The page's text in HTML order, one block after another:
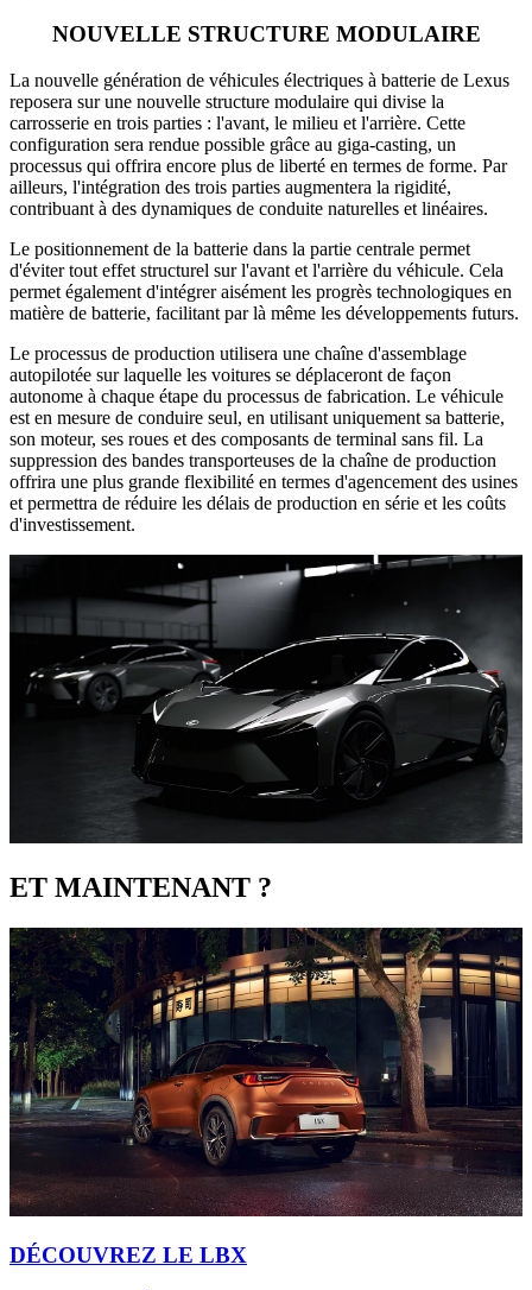
NOUVELLE STRUCTURE MODULAIRE
La nouvelle génération de véhicules électriques à batterie de Lexus
reposera sur une nouvelle structure modulaire qui divise la
carrosserie en trois parties : l'avant, le milieu et l'arrière. Cette
configuration sera rendue possible grâce au giga-casting, un
processus qui offrira encore plus de liberté en termes de forme. Par
ailleurs, l'intégration des trois parties augmentera la rigidité,
contribuant à des dynamiques de conduite naturelles et linéaires.
Le positionnement de la batterie dans la partie centrale permet
d'éviter tout effet structurel sur l'avant et l'arrière du véhicule. Cela
permet également d'intégrer aisément les progrès technologiques en
matière de batterie, facilitant par là même les développements futurs.
Le processus de production utilisera une chaîne d'assemblage
autopilotée sur laquelle les voitures se déplaceront de façon
autonome à chaque étape du processus de fabrication. Le véhicule
est en mesure de conduire seul, en utilisant uniquement sa batterie,
son moteur, ses roues et des composants de terminal sans fil. La
suppression des bandes transporteuses de la chaîne de production
offrira une plus grande flexibilité en termes d'agencement des usines
et permettra de réduire les délais de production en série et les coûts
d'investissement.
ET MAINTENANT ?
DÉCOUVREZ LE LBX